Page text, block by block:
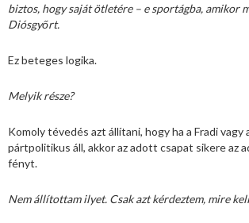
biztos, hogy saját ötletére – e sportágba, amikor
Diósgyőrt.
Ez beteges logika.
Melyik része?
Komoly tévedés azt állítani, hogy ha a Fradi vagy
pártpolitikus áll, akkor az adott csapat sikere az
fényt.
Nem állítottam ilyet. Csak azt kérdeztem, mire